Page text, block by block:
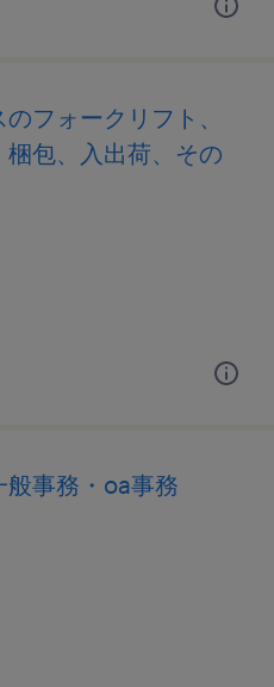
フォークリフト、
包、入出荷、その
事務・oa事務